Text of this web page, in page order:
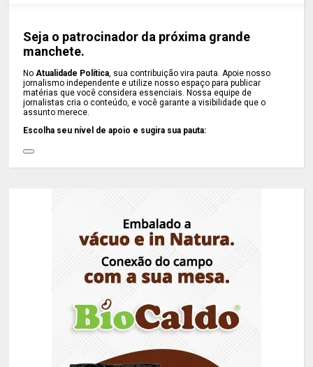
Seja o patrocinador da próxima grande
manchete.
NoAtualidade Política, sua contribuição vira pauta. Apoie nosso
jornalismo independente e utilize nosso espaço para publicar
matérias que você considera essenciais. Nossa equipe de
jornalistas cria o conteúdo, e você garante a visibilidade que o
assunto merece.
Escolha seu nível de apoio e sugira sua pauta: